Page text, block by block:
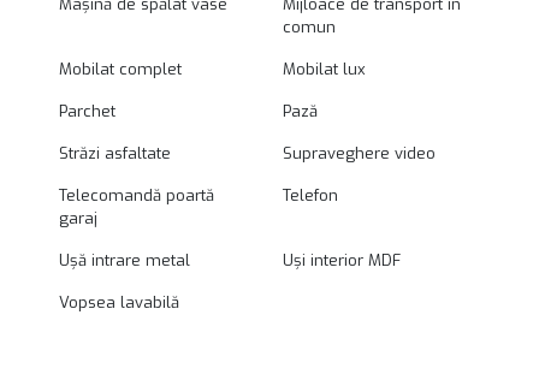
comun
Mobilat complet Mobilat lux
Parchet Pază
Străzi asfaltate Supraveghere video
Telecomandă poartă
garaj
Telefon
Ușă intrare metal Uși interior MDF
Vopsea lavabilă